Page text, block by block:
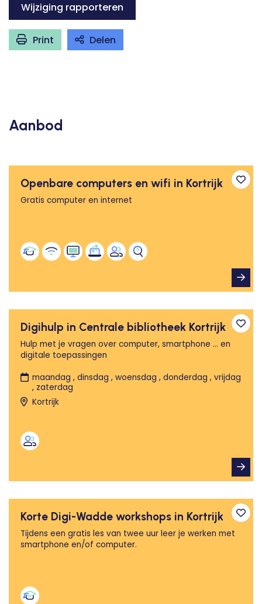
Wijziging rapporteren
Print Delen
Aanbod
Openbare computers en wifi in Kortrijk
Gratis computer en internet
Digihulp in Centrale bibliotheek Kortrijk
Hulp met je vragen over computer, smartphone … en
digitale toepassingen
maandag , dinsdag , woensdag , donderdag , vrijdag
, zaterdag
Kortrijk
Korte Digi-Wadde workshops in Kortrijk
Tijdens een gratis les van twee uur leer je werken met
smartphone en/of computer.